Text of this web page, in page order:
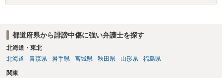
場合賠償金はいくらでしょうか。 →ケースバイケースであり、数万円
都道府県から誹謗中傷に強い弁護士を探す
北海道・東北
北海道
青森県 岩手県 宮城県 秋田県 山形県 福島県
関東